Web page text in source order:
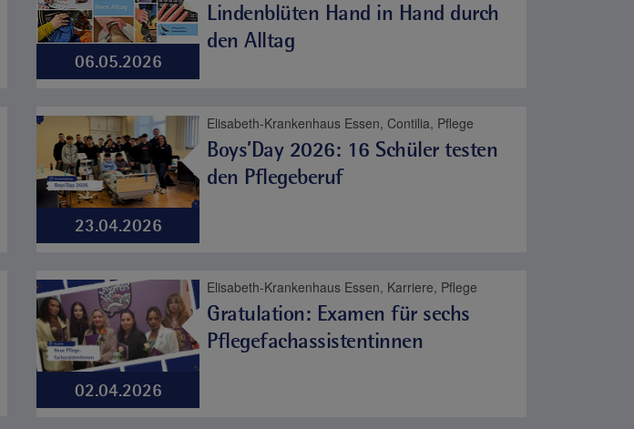
06.05.2026
Lindenblüten Hand in Hand durch
den Alltag
23.04.2026
Elisabeth-Krankenhaus Essen, Contilia, Pflege
Boys’Day 2026: 16 Schüler testen
den Pflegeberuf
02.04.2026
Elisabeth-Krankenhaus Essen, Karriere, Pflege
Gratulation: Examen für sechs
Pflegefachassistentinnen